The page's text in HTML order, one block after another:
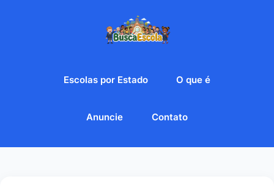
Escolas por Estado O que é
Anuncie Contato